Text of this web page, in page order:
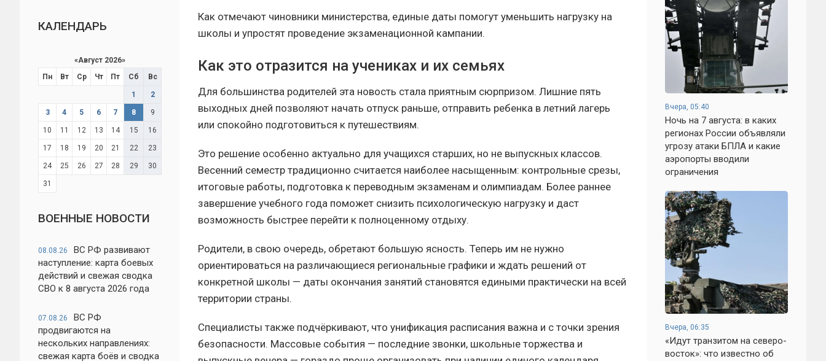
КАЛЕНДАРЬ
«Август 2026»
Пн
Вт Ср Чт Пт Сб Вс
1 2
3 4 5 6 7 8 9
10 11 12 13 14 15 16
17 18 19 20 21 22 23
24 25 26 27 28 29 30
31
ВОЕННЫЕ НОВОСТИ
08.08.26
ВС РФ развивают
наступление: карта боевых
действий и свежая сводка
СВО к 8 августа 2026 года
07.08.26
ВС РФ
продвигаются на
нескольких направлениях:
свежая карта боёв и сводка
Как отмечают чиновники министерства, единые даты помогут уменьшить нагрузку на
школы и упростят проведение экзаменационной кампании.
Как это отразится на учениках и их семьях
Для большинства родителей эта новость стала приятным сюрпризом. Лишние пять
выходных дней позволяют начать отпуск раньше, отправить ребенка в летний лагерь
или спокойно подготовиться к путешествиям.
Это решение особенно актуально для учащихся старших, но не выпускных классов.
Весенний семестр традиционно считается наиболее насыщенным: контрольные срезы,
итоговые работы, подготовка к переводным экзаменам и олимпиадам. Более раннее
завершение учебного года поможет снизить психологическую нагрузку и даст
возможность быстрее перейти к полноценному отдыху.
Родители, в свою очередь, обретают большую ясность. Теперь им не нужно
ориентироваться на различающиеся региональные графики и ждать решений от
конкретной школы — даты окончания занятий становятся едиными практически на всей
территории страны.
Специалисты также подчёркивают, что унификация расписания важна и с точки зрения
безопасности. Массовые события — последние звонки, школьные торжества и
Вчера, 05:40
Ночь на 7 августа: в каких
регионах России объявляли
угрозу атаки БПЛА и какие
аэропорты вводили
ограничения
Вчера, 06:35
«Идут транзитом на северо-
восток»: что известно об